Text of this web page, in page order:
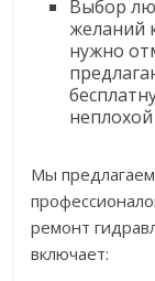
Выбор
желаний
нужно
неплохой
Мы
ремонт
включает: